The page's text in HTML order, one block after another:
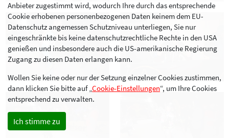
Anbieter zugestimmt wird, wodurch Ihre durch das entsprechende
Cookie erhobenen personenbezogenen Daten keinem dem EU-
Datenschutz angemessen Schutzniveau unterliegen, Sie nur
eingeschränkte bis keine datenschutzrechtliche Rechte in den USA
genießen und insbesondere auch die US-amerikanische Regierung
Zugang zu diesen Daten erlangen kann.
Wollen Sie keine oder nur der Setzung einzelner Cookies zustimmen,
dann klicken Sie bitte auf „Cookie-Einstellungen“, um Ihre Cookies
entsprechend zu verwalten.
Ich stimme zu